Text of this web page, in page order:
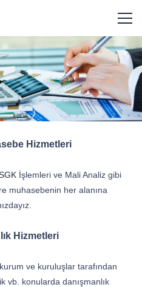
Hizmetleri
İşlemleri ve Mali Analiz gibi
muhasebenin her alanına
Hizmetleri
ve kuruluşlar tarafından
vb. konularda danışmanlık